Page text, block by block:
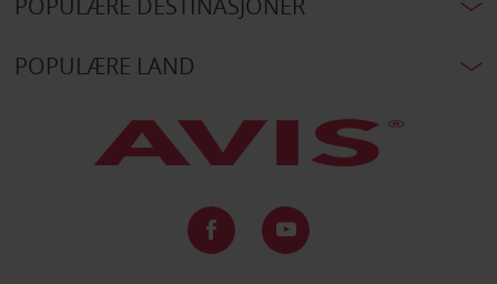
POPULÆRE DESTINASJONER
POPULÆRE LAND